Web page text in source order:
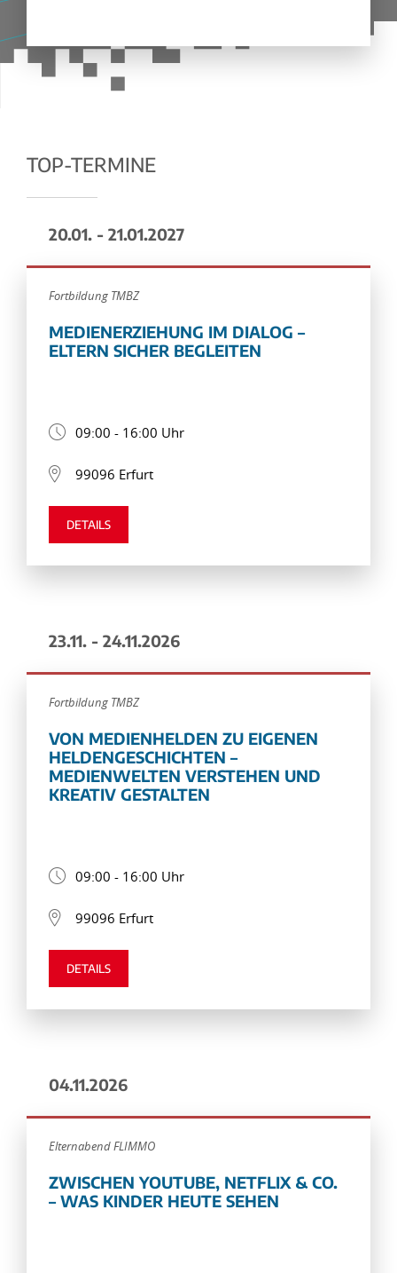
TOP-TERMINE
20.01. - 21.01.2027
Fortbildung TMBZ
MEDIENERZIEHUNG IM DIALOG –
ELTERN SICHER BEGLEITEN
09:00 - 16:00 Uhr
99096 Erfurt
DETAILS
23.11. - 24.11.2026
Fortbildung TMBZ
VON MEDIENHELDEN ZU EIGENEN
HELDENGESCHICHTEN –
MEDIENWELTEN VERSTEHEN UND
KREATIV GESTALTEN
09:00 - 16:00 Uhr
99096 Erfurt
DETAILS
04.11.2026
Elternabend FLIMMO
ZWISCHEN YOUTUBE, NETFLIX & CO.
– WAS KINDER HEUTE SEHEN